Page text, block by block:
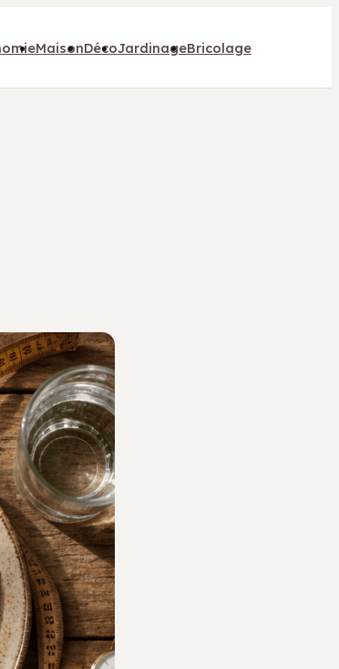
MaisonDécoJardinageBricolage